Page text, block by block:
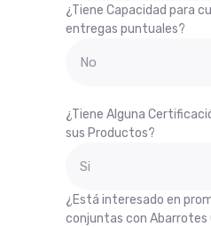
¿Tiene Capacidad para
entregas puntuales?
¿Tiene Alguna
sus Productos?
¿Está interesado en
conjuntas con Abarrotes